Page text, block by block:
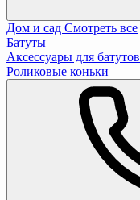
Дом и сад Смотреть все
Батуты
Аксессуары для батутов
Роликовые коньки